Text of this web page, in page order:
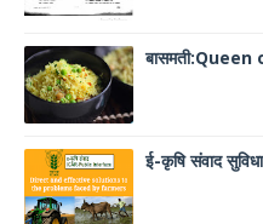
ई-कृषि संवाद सुविधा